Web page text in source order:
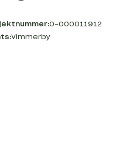
O-000011912
Vimmerby